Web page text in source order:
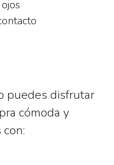
puedes disfrutar
cómoda y